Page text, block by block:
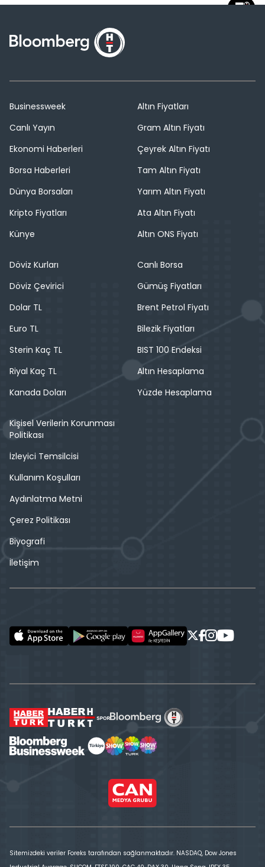
Businessweek
Canlı Yayın
Ekonomi Haberleri
Borsa Haberleri
Dünya Borsaları
Kripto Fiyatları
Künye
Altın Fiyatları
Gram Altın Fiyatı
Çeyrek Altın Fiyatı
Tam Altın Fiyatı
Yarım Altın Fiyatı
Ata Altın Fiyatı
Altın ONS Fiyatı
Döviz Kurları
Döviz Çevirici
Dolar TL
Euro TL
Sterin Kaç TL
Riyal Kaç TL
Kanada Doları
Canlı Borsa
Gümüş Fiyatları
Brent Petrol Fiyatı
Bilezik Fiyatları
BIST 100 Endeksi
Altın Hesaplama
Yüzde Hesaplama
Kişisel Verilerin Korunması
Politikası
İzleyici Temsilcisi
Kullanım Koşulları
Aydınlatma Metni
Çerez Politikası
Biyografi
İletişim
Sitemizdeki veriler Foreks tarafından sağlanmaktadır. NASDAQ, Dow Jones